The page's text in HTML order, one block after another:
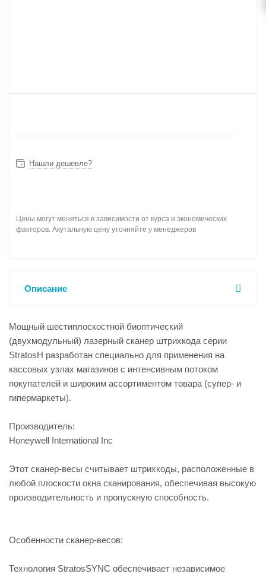
Нашли дешевле?
Цены могут меняться в зависимости от курса и экономических
факторов. Акутальную цену уточняйте у менеджеров
Описание
Мощный шестиплоскостной биоптический
(двухмодульный) лазерный сканер штрихкода серии
StratosН разработан специально для применения на
кассовых узлах магазинов с интенсивным потоком
покупателей и широким ассортиментом товара (супер- и
гипермаркеты).
Производитель:
Honeywell International Inc
Этот сканер-весы считывает штрихкоды, расположенные в
любой плоскости окна сканирования, обеспечивая высокую
производительность и пропускную способность.
Особенности сканер-весов:
Технология StratosSYNC обеспечивает независимое